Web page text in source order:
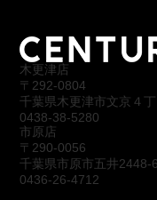
木更津店
〒292-0804
千葉県木更津市文京４
0438-38-5280
市原店
〒290-0056
千葉県市原市五井
0436-26-4712